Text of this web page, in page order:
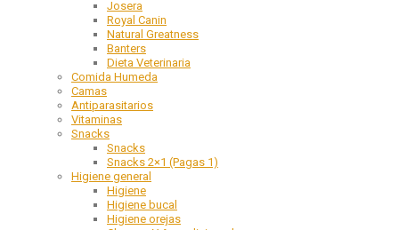
Josera
Royal Canin
Natural Greatness
Banters
Dieta Veterinaria
Comida Humeda
Camas
Antiparasitarios
Vitaminas
Snacks
Snacks
Snacks 2×1 (Pagas 1)
Higiene general
Higiene
Higiene bucal
Higiene orejas